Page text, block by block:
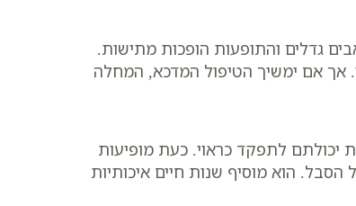
גדלים והתופעות הופכות מתישות.
אך אם ימשיך הטיפול המדכא, המחלה
יכולתם לתפקד כראוי. כעת מופיעות
הוא מוסיף שנות חיים איכותיות